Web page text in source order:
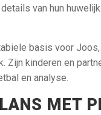
van hun
basis voor
kinderen en
en analyse.
MET